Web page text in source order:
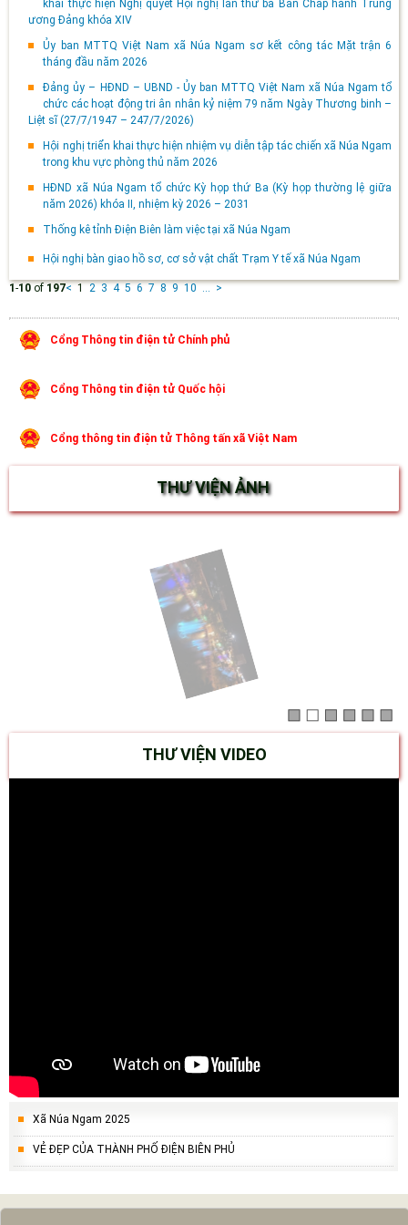
khai thực hiện Nghị quyết Hội nghị lần thứ ba Ban Chấp hành Trung
ương Đảng khóa XIV
Ủy ban MTTQ Việt Nam xã Núa Ngam sơ kết công tác Mặt trận 6
tháng đầu năm 2026
Đảng ủy – HĐND – UBND - Ủy ban MTTQ Việt Nam xã Núa Ngam tổ
chức các hoạt động tri ân nhân kỷ niệm 79 năm Ngày Thương binh –
Liệt sĩ (27/7/1947 – 247/7/2026)
Hội nghị triển khai thực hiện nhiệm vụ diễn tập tác chiến xã Núa Ngam
trong khu vực phòng thủ năm 2026
HĐND xã Núa Ngam tổ chức Kỳ họp thứ Ba (Kỳ họp thường lệ giữa
năm 2026) khóa II, nhiệm kỳ 2026 – 2031
Thống kê tỉnh Điện Biên làm việc tại xã Núa Ngam
Hội nghị bàn giao hồ sơ, cơ sở vật chất Trạm Y tế xã Núa Ngam
1 -10 of 197< 1 2 3 4 5 6 7 8 9 10 ... >
Cổng Thông tin điện tử Chính phủ
Cổng Thông tin điện tử Quốc hội
Cổng thông tin điện tử Thông tấn xã Việt Nam
THƯ VIỆN ẢNH
THƯ VIỆN VIDEO
Xã Núa Ngam 2025
VẺ ĐẸP CỦA THÀNH PHỐ ĐIỆN BIÊN PHỦ